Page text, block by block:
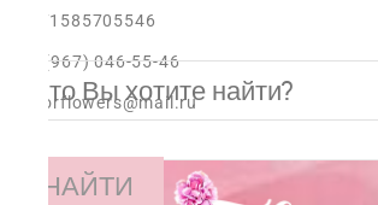
+971585705546
+7 (967) 046-55-46
colorflowers@mail.ru
НАЙТИ